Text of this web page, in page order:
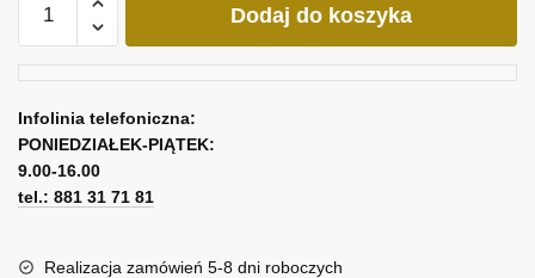
Obraz
wachlarzami
Dodaj do koszyka
Infolinia telefoniczna:
PONIEDZIAŁEK-PIĄTEK:
9.00-16.00
tel.: 881 31 71 81
Realizacja zamówień 5-8 dni roboczych